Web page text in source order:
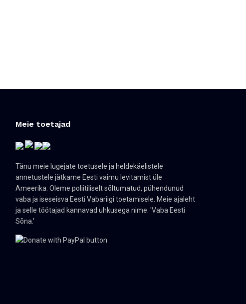
Meie toetajad
Tänu meie lugejate toetusele ja heldekäelistele
annetustele jätkame Eesti vaimu levitamist üle
Ameerika. Oleme poliitiliselt sõltumatud, pühendunud
vaba ja iseseisva Eesti Vabariigi toetamisele. Meie ajaleht
ja selle töötajad kannavad uhkusega nime: 'Vaba Eesti
Sõna.'